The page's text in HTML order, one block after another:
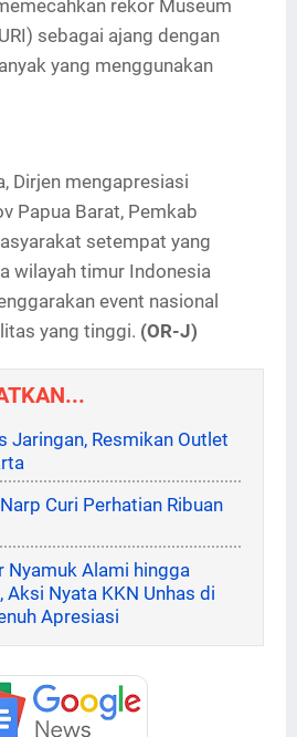
rekor Museum
sebagai ajang dengan
yang menggunakan
Dirjen mengapresiasi
Papua Barat, Pemkab
setempat yang
wilayah timur Indonesia
event nasional
yang tinggi. (OR-J)
Jaringan, Resmikan Outlet
Curi Perhatian Ribuan
Nyamuk Alami hingga
Nyata KKN Unhas di
Apresiasi